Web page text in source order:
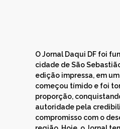
O Jornal Daqui DF foi
cidade de São
edição impressa, em
começou tímido e foi
proporção,
autoridade pela
compromisso com o